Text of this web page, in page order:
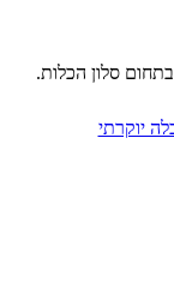
סלון הכלות.